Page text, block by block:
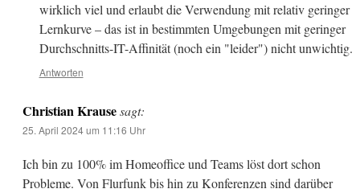
wirklich viel und erlaubt die Verwendung mit relativ geringer
Lernkurve – das ist in bestimmten Umgebungen mit geringer
Durchschnitts-IT-Affinität (noch ein "leider") nicht unwichtig.
Antworten
Christian Krause sagt:
25. April 2024 um 11:16 Uhr
Ich bin zu 100% im Homeoffice und Teams löst dort schon
Probleme. Von Flurfunk bis hin zu Konferenzen sind darüber